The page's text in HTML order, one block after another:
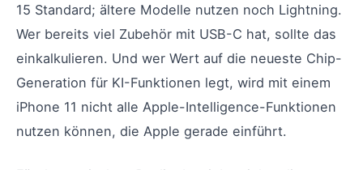
15 Standard; ältere Modelle nutzen noch Lightning.
Wer bereits viel Zubehör mit USB-C hat, sollte das
einkalkulieren. Und wer Wert auf die neueste Chip-
Generation für KI-Funktionen legt, wird mit einem
iPhone 11 nicht alle Apple-Intelligence-Funktionen
nutzen können, die Apple gerade einführt.